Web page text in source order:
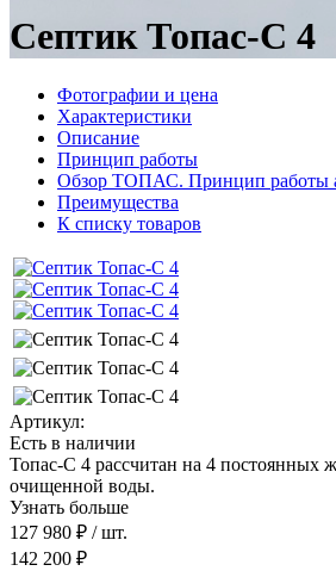
Септик Топас-С 4
Фотографии и цена
Характеристики
Описание
Принцип работы
Обзор ТОПАС. Принцип работы
Преимущества
К списку товаров
Артикул:
Есть в наличии
Топас-С 4 рассчитан на 4 постоянных
очищенной воды.
Узнать больше
127 980 ₽ / шт.
142 200 ₽